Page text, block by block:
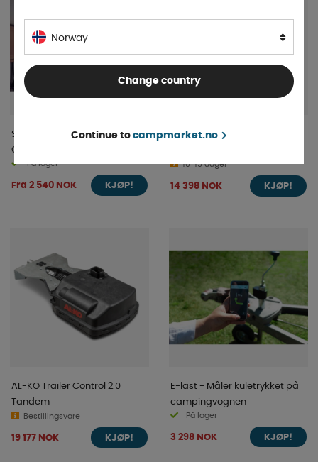
Sikkerhetsnett
Campingvogn/Bobil
På lager
Fra 2 540 NOK KJØP!
Krisepakke Familie 7-Deler
10-15 dager
14 398 NOK KJØP!
AL-KO Trailer Control 2.0
Tandem
Bestillingsvare
19 177 NOK KJØP!
E-last - Måler kuletrykket på
campingvognen
På lager
3 298 NOK KJØP!
Norway
Change country
Continue to campmarket.no